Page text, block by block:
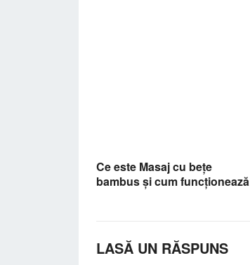
Ce este Masaj cu bețe
bambus și cum funcționează
LASĂ UN RĂSPUNS